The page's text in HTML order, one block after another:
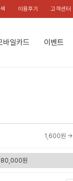
이용후기 고객센터
바일카드 이벤트
1,600원 →